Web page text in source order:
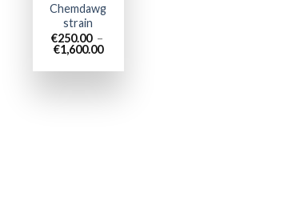
Chemdawg
strain
€250.00 –
€1,600.00Plage
prix :